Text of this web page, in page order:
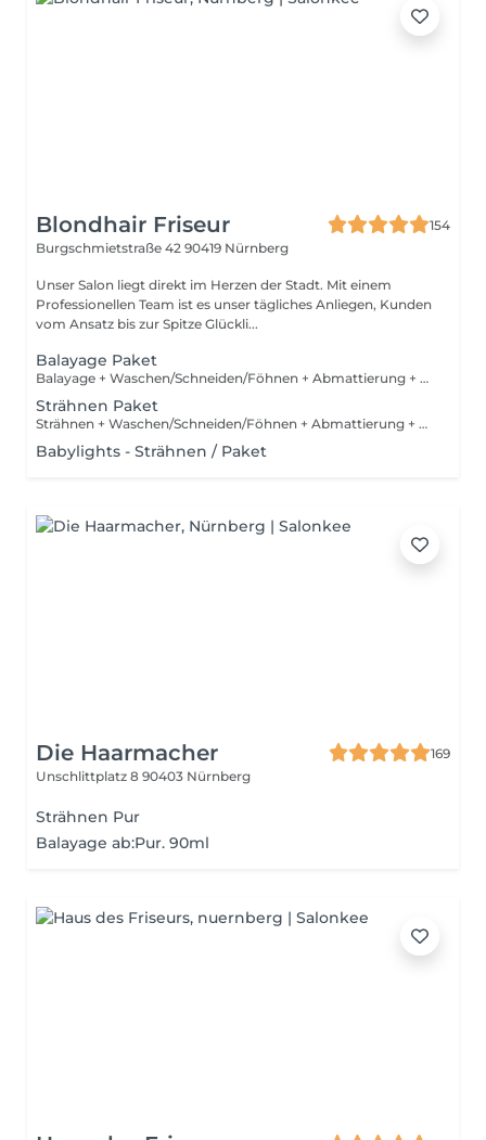
Blondhair Friseur
154
Burgschmietstraße 42 90419 Nürnberg
Unser Salon liegt direkt im Herzen der Stadt. Mit einem
Professionellen Team ist es unser tägliches Anliegen, Kunden
vom Ansatz bis zur Spitze Glückli...
Balayage Paket
Balayage + Waschen/Schneiden/Föhnen + Abmattierung + Olaplex
Strähnen Paket
Strähnen + Waschen/Schneiden/Föhnen + Abmattierung + Olaplex
Babylights - Strähnen / Paket
Die Haarmacher
169
Unschlittplatz 8 90403 Nürnberg
Strähnen Pur
Balayage ab:Pur. 90ml